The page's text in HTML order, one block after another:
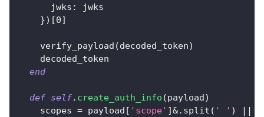
jwks :
jwks
}) [0]
    verify_payload
(decoded_token)
    decoded_token
end
def self. create_auth_info (payload)
    scopes
= payload [ 'scope' ]&. split ( ' ' ) ||